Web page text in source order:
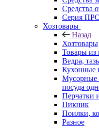
Средства
Серия
Хозтовары
Назад
Хозтовары
Товары из
Ведра,
Кухонные
Мусорные
посуда
Перчатки
Пикник
Поилки,
Разное